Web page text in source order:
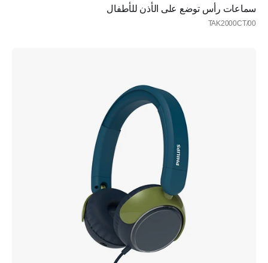
سماعات رأس توضع على الأذن للأطفال
TAK2000CT/00